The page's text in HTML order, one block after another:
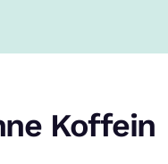
Koffein